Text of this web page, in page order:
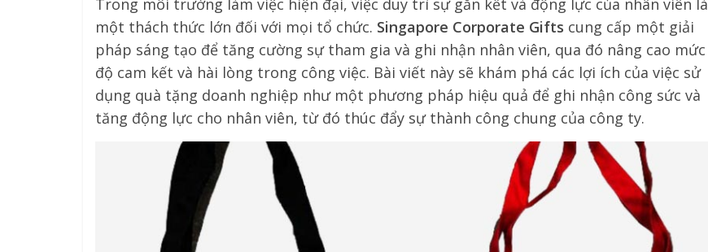
Trong môi trường làm việc hiện đại, việc duy trì sự gắn kết và động lực của nhân viên là
một thách thức lớn đối với mọi tổ chức. Singapore Corporate Gifts cung cấp một giải
pháp sáng tạo để tăng cường sự tham gia và ghi nhận nhân viên, qua đó nâng cao mức
độ cam kết và hài lòng trong công việc. Bài viết này sẽ khám phá các lợi ích của việc sử
dụng quà tặng doanh nghiệp như một phương pháp hiệu quả để ghi nhận công sức và
tăng động lực cho nhân viên, từ đó thúc đẩy sự thành công chung của công ty.